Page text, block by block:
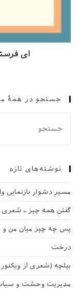
ای
جستجو در همهٔ
نوشته‌های تازه
مسیرِ دشوار بازنمایی
گفتنِ همه چیز ـ شعری
پس چه چیز میان من
درخت
بیلچه (شعری از ویکتور
مدیریت وحشت و